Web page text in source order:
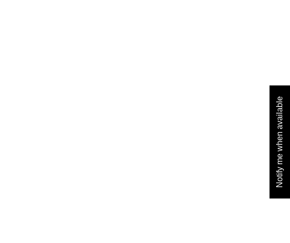
Notify me when available